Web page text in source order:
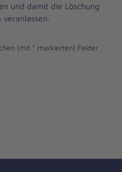
und damit die Löschung
(mit * markierten) Felder